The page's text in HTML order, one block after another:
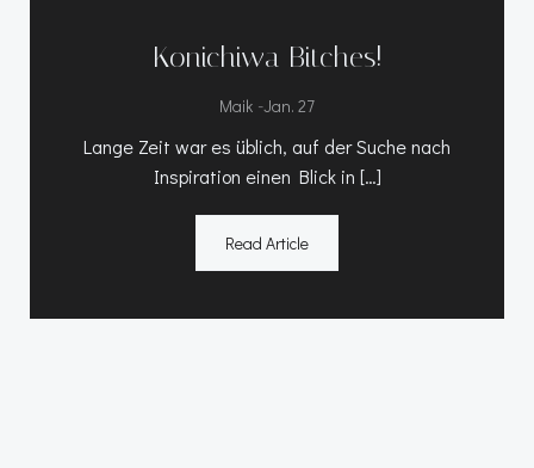
Konichiwa Bitches!
Maik -Jan. 27
Lange Zeit war es üblich, auf der Suche nach
Inspiration einen Blick in […]
Read Article